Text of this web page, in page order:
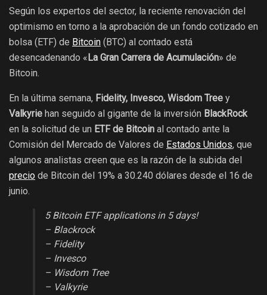
Según los expertos del sector, la reciente renovación del
optimismo en torno a la aprobación de un fondo cotizado en
bolsa (ETF) de Bitcoin (BTC) al contado está
desencadenando «La Gran Carrera de Acumulación» de
Bitcoin.
En la última semana, Fidelity, Invesco, Wisdom Tree y
Valkyrie han seguido al gigante de la inversión BlackRock
en la solicitud de un ETF de Bitcoin al contado ante la
Comisión del Mercado de Valores de Estados Unidos, que
algunos analistas creen que es la razón de la subida del
precio de Bitcoin del 19% a 30.240 dólares desde el 16 de
junio.
5 Bitcoin ETF applications in 5 days!
– Blackrock
– Fidelity
– Invesco
– Wisdom Tree
– Valkyrie